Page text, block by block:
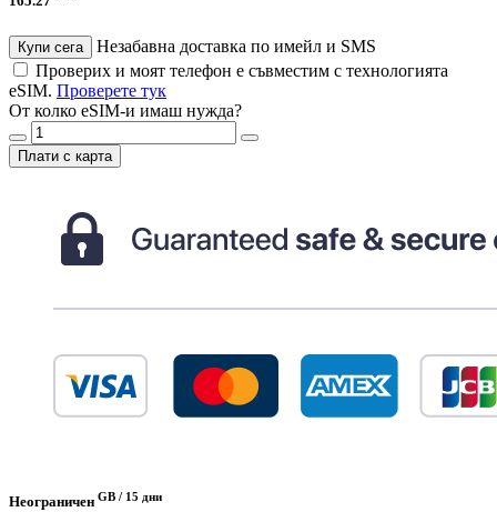
Купи сега
Незабавна доставка по имейл и SMS
Проверих и моят телефон е съвместим с технологията
eSIM. Проверете тук
От колко eSIM-и имаш нужда?
Плати с карта
Неограничен GB / 15 дни